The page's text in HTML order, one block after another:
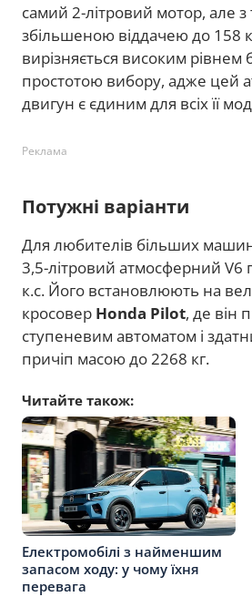
самий 2-літровий мотор, але з
збільшеною віддачею до 158
вирізняється високим рівнем
простотою вибору, адже цей
двигун є єдиним для всіх її
Реклама
Потужні варіанти
Для любителів більших
3,5-літровий атмосферний V6
к.с. Його встановлюють на
кросовер Honda Pilot, де він
ступеневим автоматом і
причіп масою до 2268 кг.
Читайте також:
Електромобілі з найменшим
запасом ходу: у чому їхня
перевага